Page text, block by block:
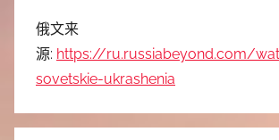
俄文来
源: https://ru.russiabeyond.com/
sovetskie-ukrashenia